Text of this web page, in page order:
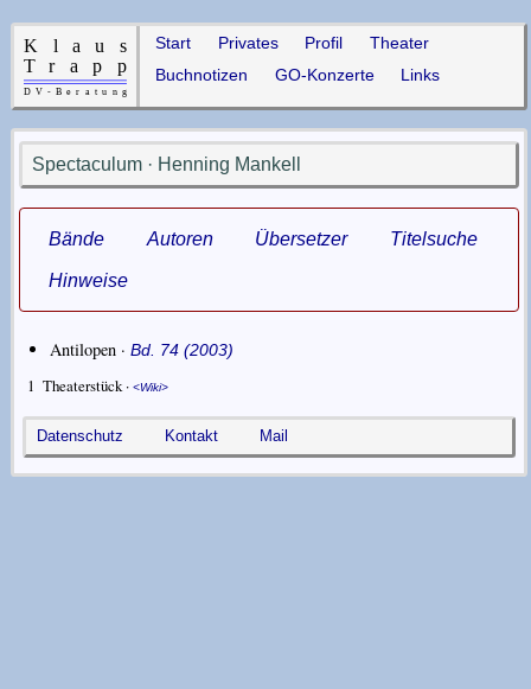
Start Privates Profil
Theater
Buchnotizen
GO-Konzerte Links
Spectaculum · Henning Mankell
Bände Autoren Übersetzer Titelsuche
Hinweise
Antilopen ·Bd. 74 (2003)
1 Theaterstück · Wiki
Datenschutz Kontakt Mail